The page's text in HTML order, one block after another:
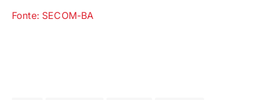
Fonte: SECOM-BA